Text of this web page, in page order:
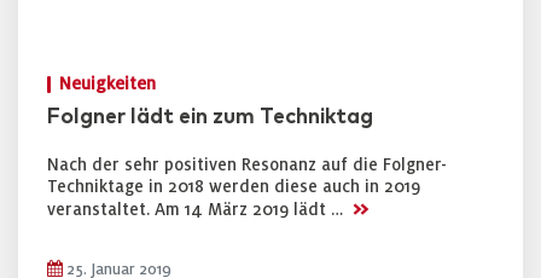
Neuigkeiten
Folgner lädt ein zum Techniktag
Nach der sehr positiven Resonanz auf die Folgner-
Techniktage in 2018 werden diese auch in 2019
veranstaltet. Am 14 März 2019 lädt … >>
25. Januar 2019